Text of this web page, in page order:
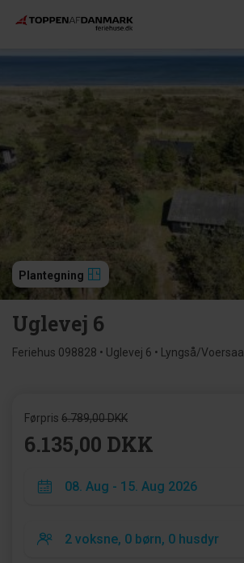
Plantegning
Uglevej 6
Feriehus 098828 • Uglevej 6 • Lyngså/Voersaa
Førpris 6.789,00 DKK
6.135,00 DKK